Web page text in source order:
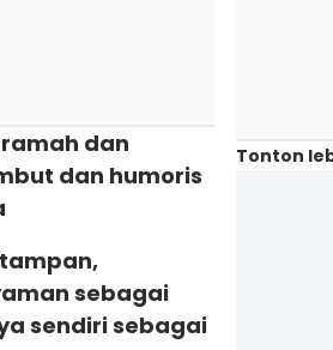
ramah dan
dan humoris
sebagai
sendiri sebagai
Tonton